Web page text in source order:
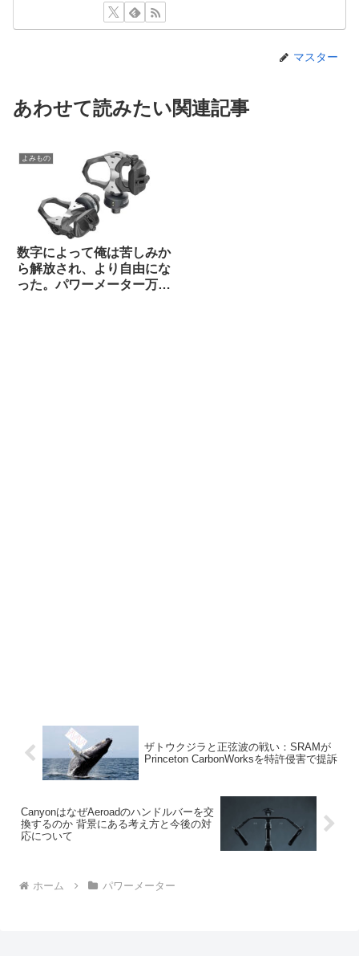
マスター
あわせて読みたい関連記事
よみもの
数字によって俺は苦しみか
ら解放され、より自由にな
った。パワーメーター万
ザトウクジラと正弦波の戦い：SRAMが
Princeton CarbonWorksを特許侵害で提訴
CanyonはなぜAeroadのハンドルバーを交
換するのか 背景にある考え方と今後の対
応について
ホーム パワーメーター